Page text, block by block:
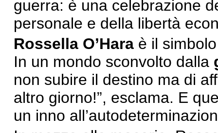
guerra: è una celebrazione
personale e della libertà
Rossella O’Hara è il
In un mondo sconvolto dalla
non subire il destino ma di
altro giorno!”, esclama. E
un inno